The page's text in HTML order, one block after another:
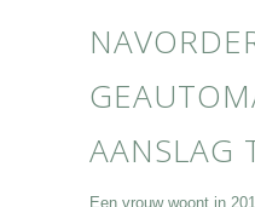
AANSLAG
Een vrouw woont in